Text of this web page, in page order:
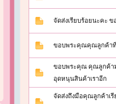
จัดส่งเรียบร้อยนะคะ
ขอบพระคุณคุณลูกค้า
ขอบพระคุณ คุณลูกค้า
อุดหนุนสินค้าเราอีก
จัดส่งถึงมือคุณลูกค้าเ